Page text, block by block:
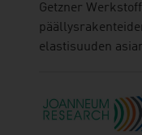
Getzner
elastisuuden